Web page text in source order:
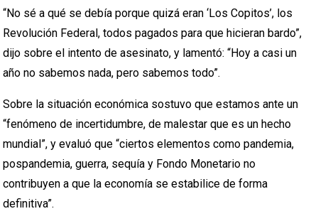
“No sé a qué se debía porque quizá eran ‘Los Copitos’, los
Revolución Federal, todos pagados para que hicieran bardo”,
dijo sobre el intento de asesinato, y lamentó: “Hoy a casi un
año no sabemos nada, pero sabemos todo”.
Sobre la situación económica sostuvo que estamos ante un
“fenómeno de incertidumbre, de malestar que es un hecho
mundial”, y evaluó que “ciertos elementos como pandemia,
pospandemia, guerra, sequía y Fondo Monetario no
contribuyen a que la economía se estabilice de forma
definitiva”.